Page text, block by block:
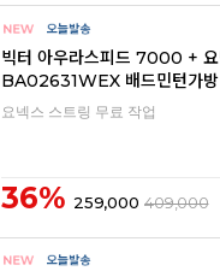
빅터 아우라스피드 7000 + 요
BA02631WEX 배드민턴가방
요넥스 스트링 무료 작업
36% 259,000 409,000